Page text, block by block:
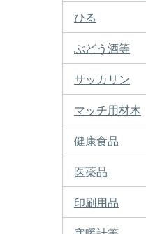
ひる
ぶどう酒等
サッカリン
マッチ用材木
健康食品
医薬品
印刷用品